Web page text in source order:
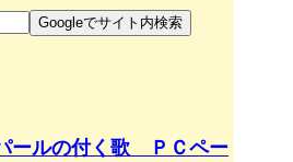
ールの付く歌 ＰＣペー